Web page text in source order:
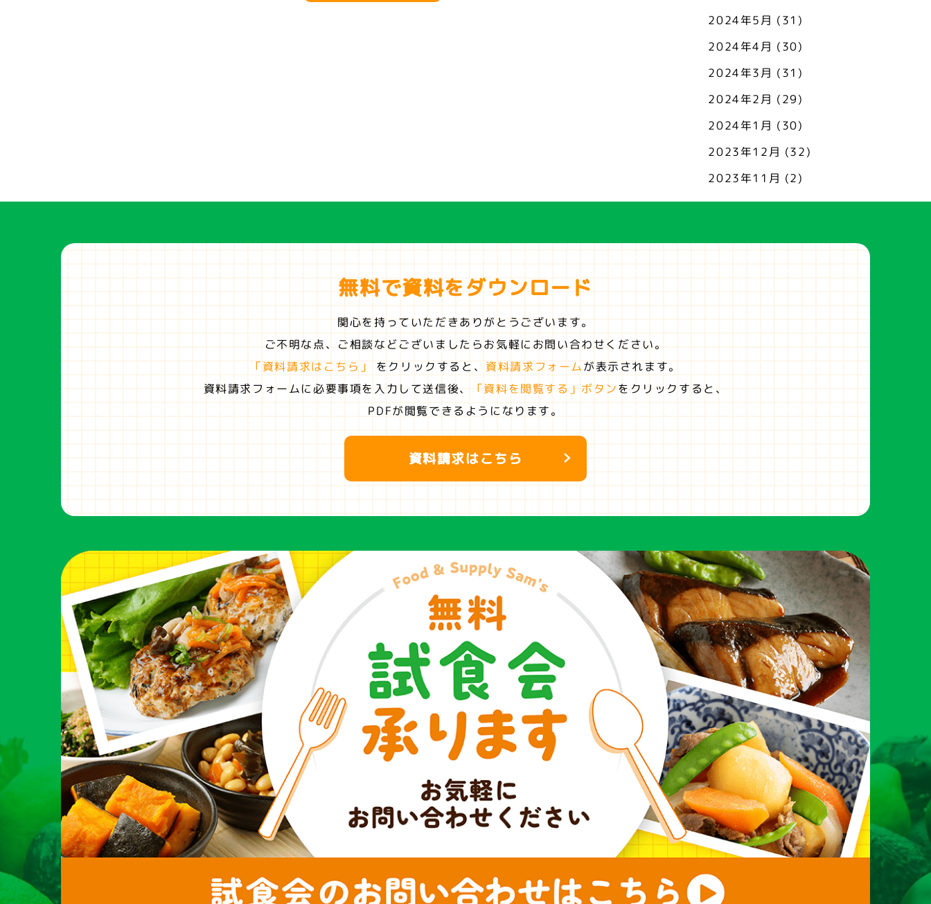
2024年5月 (31)
2024年4月 (30)
2024年3月 (31)
2024年2月 (29)
2024年1月 (30)
2023年12月 (32)
2023年11月 (2)
無料で資料をダウンロード
関心を持っていただきありがとうございます。
ご不明な点、ご相談などございましたらお気軽にお問い合わせください。
「資料請求はこちら」
をクリックすると、 資料請求フォームが表示されます。
資料請求フォームに必要事項を入力して送信後、
「資料を閲覧する」ボタンをクリックすると、
PDFが閲覧できるようになります。
資料請求はこちら